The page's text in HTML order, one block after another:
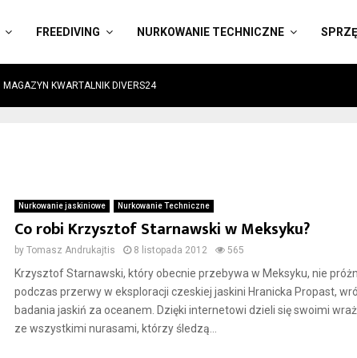
FREEDIVING NURKOWANIE TECHNICZNE
MAGAZYN KWARTALNIK DIVERS24
Nurkowanie jaskiniowe Nurkowanie Techniczne
Co robi Krzysztof Starnawski w Meksyku?
by Tomasz Andrukajtis 8 listopada 2012 565
Krzysztof Starnawski, który obecnie przebywa w Meksyku, nie
podczas przerwy w eksploracji czeskiej jaskini Hranicka Propast,
badania jaskiń za oceanem. Dzięki internetowi dzieli się swoimi
ze wszystkimi nurasami, którzy śledzą...